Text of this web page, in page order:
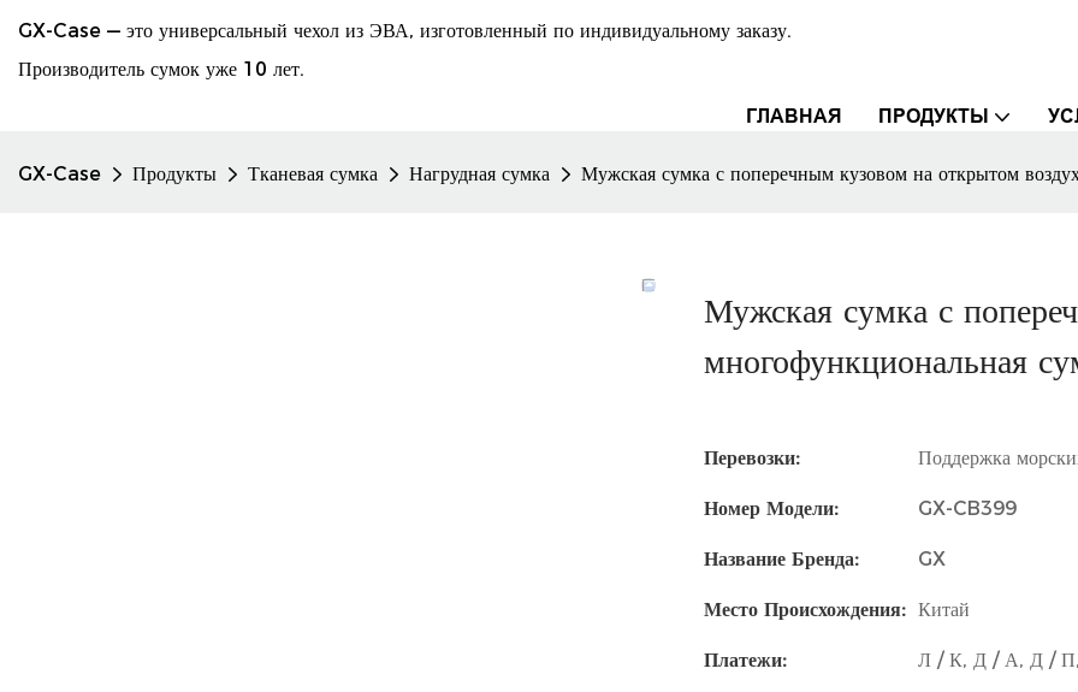
GX-Case — это универсальный чехол из ЭВА, изготовленный по индивидуальному заказу.
Производитель сумок уже 10 лет.
ГЛАВНАЯ ПРОДУКТЫ
GX-Case Продукты Тканевая сумка Нагрудная сумка Мужская сумка с поперечным кузовом на открытом
Мужская сумка с
многофункциональная
Перевозки: Поддержка
Номер Модели: GX-CB399
Название Бренда: GX
Место Происхождения: Китай
Платежи: Л / К, Д / А, Д / П,